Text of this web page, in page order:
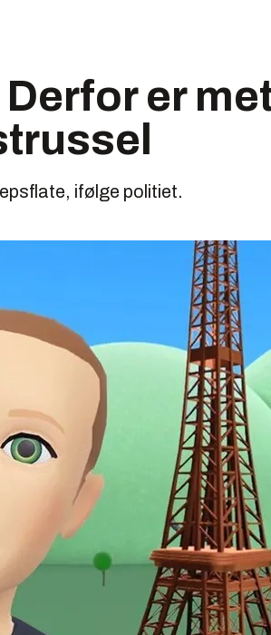
er
ifølge politiet.